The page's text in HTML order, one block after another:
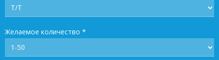
Желаемое количество *